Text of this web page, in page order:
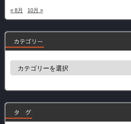
« 8月 10月 »
カテゴリー
カ
ー
タ グ